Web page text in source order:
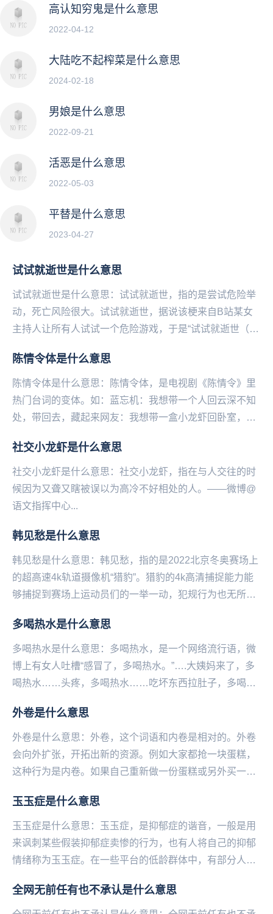
高认知穷鬼是什么意思
2022-04-12
大陆吃不起榨菜是什么意思
2024-02-18
男娘是什么意思
2022-09-21
活恶是什么意思
2022-05-03
平替是什么意思
2023-04-27
试试就逝世是什么意思
试试就逝世是什么意思：试试就逝世，指的是尝试危险举
动，死亡风险很大。试试就逝世，据说该梗来自B站某女
主持人让所有人试试一个危险游戏，于是“试试就逝世（试
陈情令体是什么意思
陈情令体是什么意思：陈情令体，是电视剧《陈情令》里
热门台词的变体。如：蓝忘机：我想带一个人回云深不知
处，带回去，藏起来网友：我想带一盒小龙虾回卧室，带
是...
社交小龙虾是什么意思
社交小龙虾是什么意思：社交小龙虾，指在与人交往的时
候因为又聋又瞎被误以为高冷不好相处的人。——微博@
语文指挥中心...
韩见愁是什么意思
韩见愁是什么意思：韩见愁，指的是2022北京冬‌‌‌‌‌‌‌‌‌‌‌‌奥赛场上
的超高速4k轨道摄像机“猎豹”。猎豹的4k高清捕捉能力能
够捕捉到赛场上运动员们的一举一动，犯规行为也无所遁
多喝热水是什么意思
多喝热水是什么意思：多喝热水，是一个网络流行语，微
博上有女人吐槽“感冒了，多喝热水。”….大姨妈来了，多
喝热水……头疼，多喝热水……吃坏东西拉肚子，多喝热
外卷是什么意思
外卷是什么意思：外卷，这个词语和内卷是相对的。外卷
会向外扩张，开拓出新的资源。例如大家都抢一块蛋糕，
这种行为是内卷。如果自己重新做一份蛋糕或另外买一
玉玉症是什么意思
玉玉症是什么意思：玉玉症，是抑郁症的谐音，一般是用
来讽刺某些假装抑郁症卖惨的行为，也有人将自己的抑郁
情绪称为玉玉症。在一些平台的低龄群体中，有部分人喜
信...
全网无前任有也不承认是什么意思